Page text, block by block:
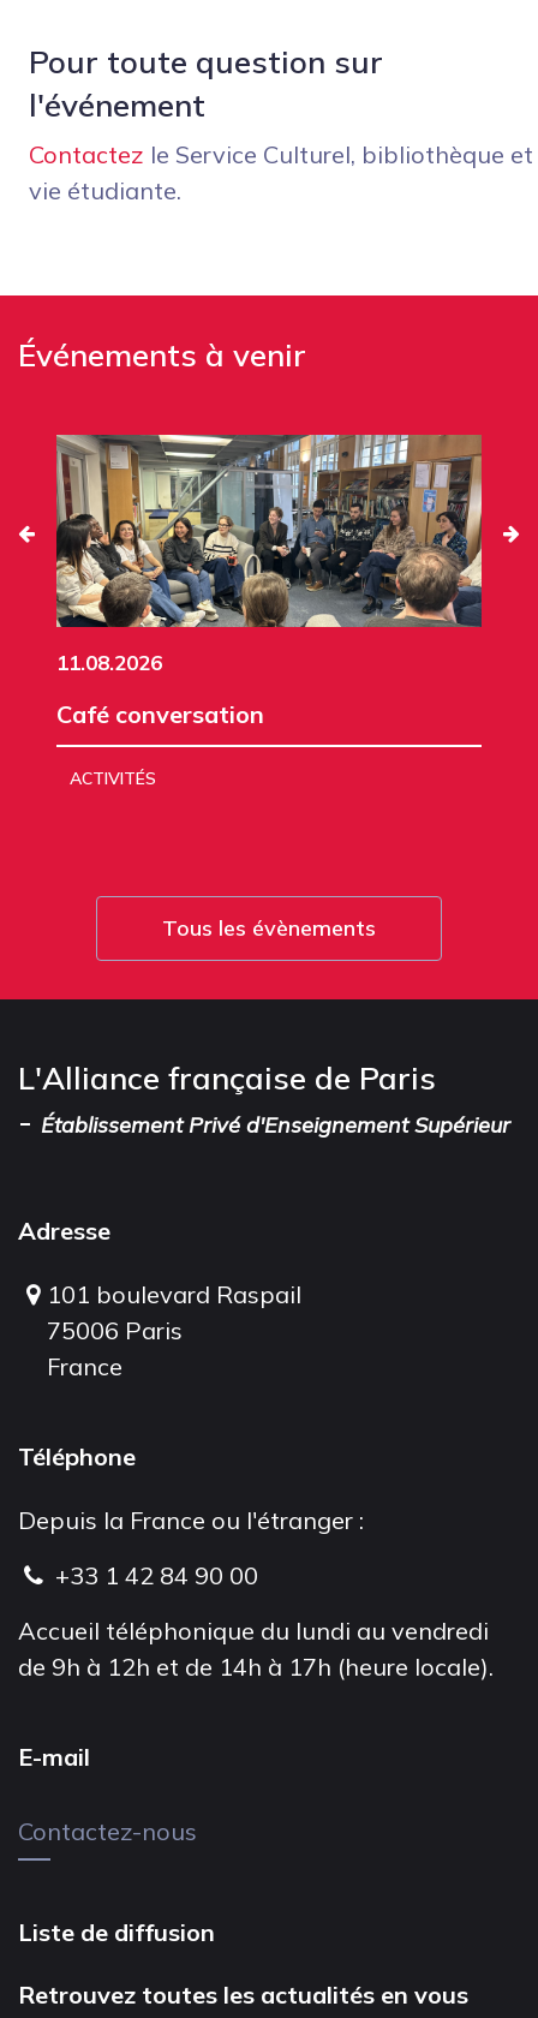
Pour toute question sur
l'événement
Contactez le Service Culturel, bibliothèque et
vie étudiante.
Événements à venir
11.08.2026
Café conversation
ACTIVITÉS
Tous les évènements
L'Alliance française de Paris
- Établissement Privé d'Enseignement Supérieur
Adresse
101 boulevard Raspail
75006 Paris
France
Téléphone
Depuis la France ou l'étranger :
+33 1 42 84 90 00
Accueil téléphonique du lundi au vendredi
de 9h à 12h et de 14h à 17h (heure locale).
E-mail
Contactez-nous
Liste de diffusion
Retrouvez toutes les actualités en vous